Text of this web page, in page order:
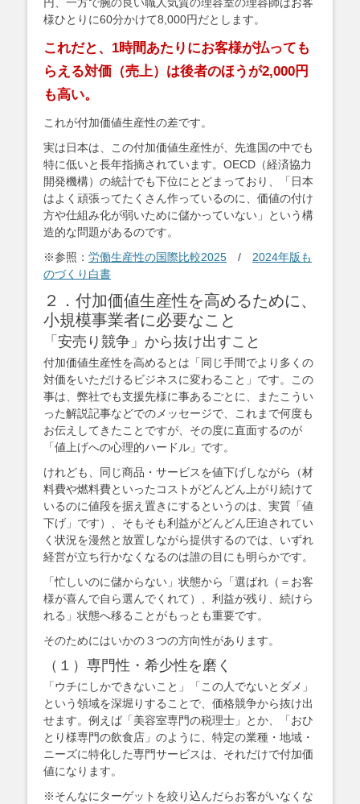
円、一方で腕の良い職人気質の理容室の理容師はお客
様ひとりに60分かけて8,000円だとします。
これだと、1時間あたりにお客様が払っても
らえる対価（売上）は後者のほうが2,000円
も高い。
これが付加価値生産性の差です。
実は日本は、この付加価値生産性が、先進国の中でも
特に低いと長年指摘されています。OECD（経済協力
開発機構）の統計でも下位にとどまっており、「日本
はよく頑張ってたくさん作っているのに、価値の付け
方や仕組み化が弱いために儲かっていない」という構
造的な問題があるのです。
※参照： 労働生産性の国際比較2025 / 2024年版も
のづくり白書
２．付加価値生産性を高めるために、
小規模事業者に必要なこと
「安売り競争」から抜け出すこと
付加価値生産性を高めるとは「同じ手間でより多くの
対価をいただけるビジネスに変わること」です。この
事は、弊社でも支援先様に事あるごとに、またこうい
った解説記事などでのメッセージで、これまで何度も
お伝えしてきたことですが、その度に直面するのが
「値上げへの心理的ハードル」です。
けれども、同じ商品・サービスを値下げしながら（材
料費や燃料費といったコストがどんどん上がり続けて
いるのに値段を据え置きにするというのは、実質「値
下げ」です）、そもそも利益がどんどん圧迫されてい
く状況を漫然と放置しながら提供するのでは、いずれ
経営が立ち行かなくなるのは誰の目にも明らかです。
「忙しいのに儲からない」状態から「選ばれ（＝お客
様が喜んで自ら選んでくれて）、利益が残り、続けら
れる」状態へ移ることがもっとも重要です。
そのためにはいかの３つの方向性があります。
（１）専門性・希少性を磨く
「ウチにしかできないこと」「この人でないとダメ」
という領域を深堀りすることで、価格競争から抜け出
せます。例えば「美容室専門の税理士」とか、「おひ
とり様専門の飲食店」のように、特定の業種・地域・
ニーズに特化した専門サービスは、それだけで付加価
値になります。
※そんなにターゲットを絞り込んだらお客がいなくな